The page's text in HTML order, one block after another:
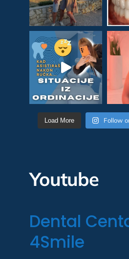
Load More Follow
Youtube
Dental
4Smile